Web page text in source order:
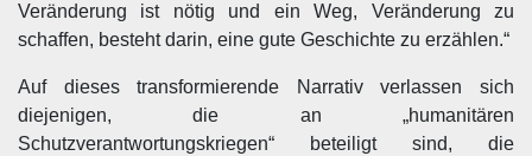
Veränderung ist nötig und ein Weg, Veränderung zu
schaffen, besteht darin, eine gute Geschichte zu erzählen.“
Auf dieses transformierende Narrativ verlassen sich
diejenigen, die an „humanitären
Schutzverantwortungskriegen“ beteiligt sind, die